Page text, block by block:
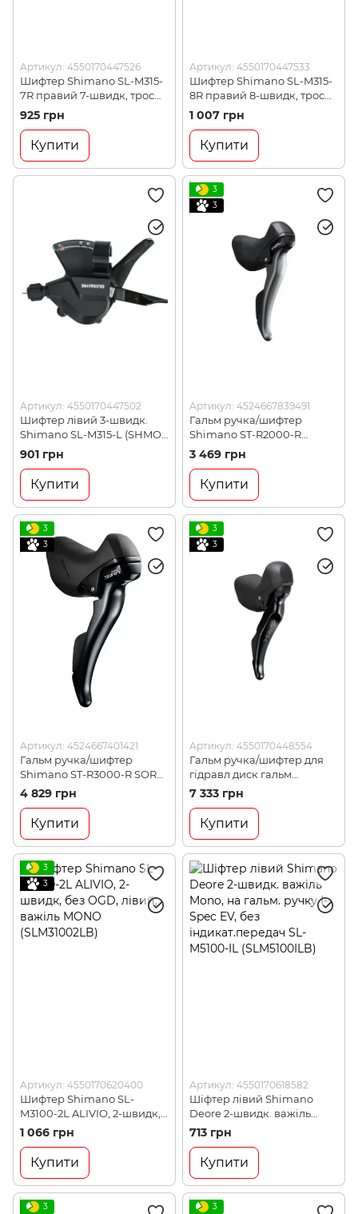
Артикул: 4550170447526
Шифтер Shimano SL-M315-
7R правий 7-швидк, трос
(SLM3157RA)
925 грн
Купити
Артикул: 4550170447533
Шифтер Shimano SL-M315-
8R правий 8-швидк, трос
(SLM3158RA)
1 007 грн
Купити
Артикул: 4550170447502
Шифтер лівий 3-швидк.
Shimano SL-M315-L (SHMO
ESLM315LB)
901 грн
Купити
3
3
Артикул: 4524667839491
Гальм ручка/шифтер
Shimano ST-R2000-R
CLARIS Dual Control 8-
швидк. правий
(STR2000RIA)
3 469 грн
Купити
3
3
Артикул: 4524667401421
Гальм ручка/шифтер
Shimano ST-R3000-R SORA
Dual Control 9-швидк.
правий (STR3000RIA)
4 829 грн
Купити
3
3
Артикул: 4550170448554
Гальм ручка/шифтер для
гідравл диск гальм
Shimano ST-RX400-R GRX,
Dual Control 10-швидк,
права (STRX400RBI)
7 333 грн
Купити
3
3
Артикул: 4550170620400
Шифтер Shimano SL-
M3100-2L ALIVIO, 2-швидк,
без OGD, лівий, важіль
MONO (SLM31002LB)
1 066 грн
Купити
Артикул: 4550170618582
Шіфтер лівий Shimano
Deore 2-швидк. важіль
Mono, на гальм. ручку I-
Spec EV, без
індикат.передач SL-M5100-
IL (SLM5100ILB)
713 грн
Купити
3 3